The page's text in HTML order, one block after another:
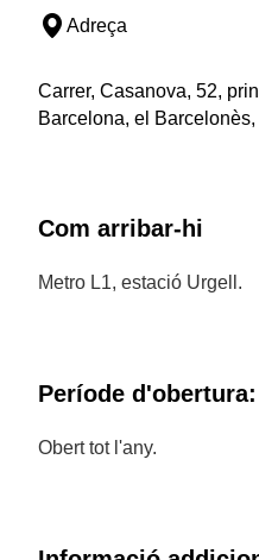
Adreça
Carrer, Casanova, 52,
Barcelona, el
Com arribar-hi
Metro L1, estació Urgell.
Període d'obertura:
Obert tot l'any.